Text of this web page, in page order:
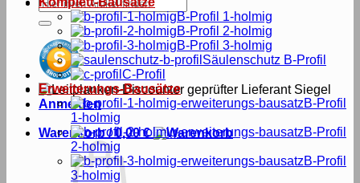
nach:
Anmelden
Warenkorb /0,00€
B-Profil 1-holmig
B-Profil 2-holmig
B-Profil 3-holmig
Säulenschutz B-Profil
C-Profil
Erweiterungs-Bausätze
B-Profil
1-holmig
B-Profil
2-holmig
B-Profil
3-holmig